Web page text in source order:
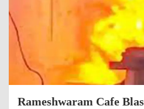
Rameshwaram Cafe